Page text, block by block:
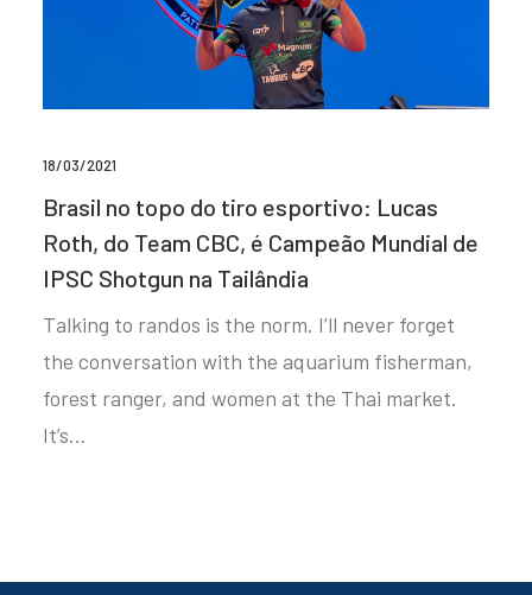
18/03/2021
Brasil no topo do tiro esportivo: Lucas
Roth, do Team CBC, é Campeão Mundial de
IPSC Shotgun na Tailândia
Talking to randos is the norm. I’ll never forget
the conversation with the aquarium fisherman,
forest ranger, and women at the Thai market.
It’s…